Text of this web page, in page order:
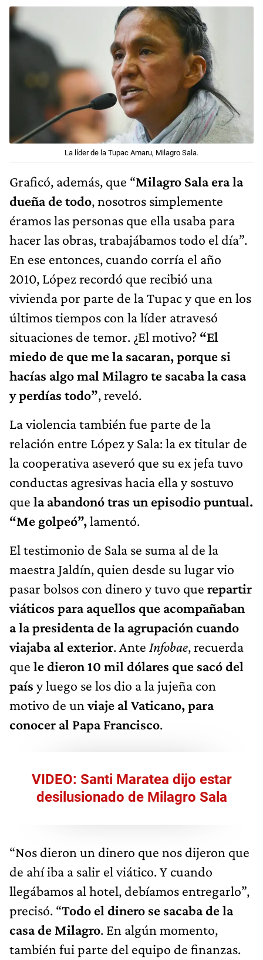
La líder de la Tupac Amaru, Milagro Sala.
Graficó, además, que “Milagro Sala era la
dueña de todo, nosotros simplemente
éramos las personas que ella usaba para
hacer las obras, trabajábamos todo el día”.
En ese entonces, cuando corría el año
2010, López recordó que recibió una
vivienda por parte de la Tupac y que en los
últimos tiempos con la líder atravesó
situaciones de temor. ¿El motivo? “El
miedo de que me la sacaran, porque si
hacías algo mal Milagro te sacaba la casa
y perdías todo”, reveló.
La violencia también fue parte de la
relación entre López y Sala: la ex titular de
la cooperativa aseveró que su ex jefa tuvo
conductas agresivas hacia ella y sostuvo
que la abandonó tras un episodio puntual.
“Me golpeó”,lamentó.
El testimonio de Sala se suma al de la
maestra Jaldín, quien desde su lugar vio
pasar bolsos con dinero y tuvo que repartir
viáticos para aquellos que acompañaban
a la presidenta de la agrupación cuando
viajaba al exterior. Ante Infobae, recuerda
que le dieron 10 mil dólares que sacó del
país y luego se los dio a la jujeña con
motivo de unviaje al Vaticano, para
conocer al Papa Francisco.
VIDEO: Santi Maratea dijo estar
desilusionado de Milagro Sala
“Nos dieron un dinero que nos dijeron que
de ahí iba a salir el viático. Y cuando
llegábamos al hotel, debíamos entregarlo”,
precisó. “Todo el dinero se sacaba de la
casa de Milagro. En algún momento,
también fui parte del equipo de finanzas.